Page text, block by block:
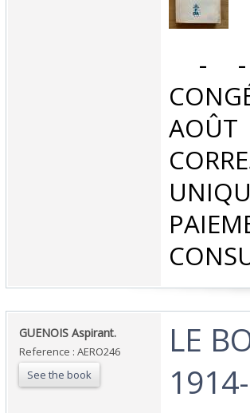
- -
‎GUENOIS Aspirant.‎
Reference : AERO246
See the book
‎LE